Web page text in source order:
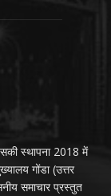
स्थापना 2018 में
गोंडा (उत्तर
समाचार प्रस्तुत